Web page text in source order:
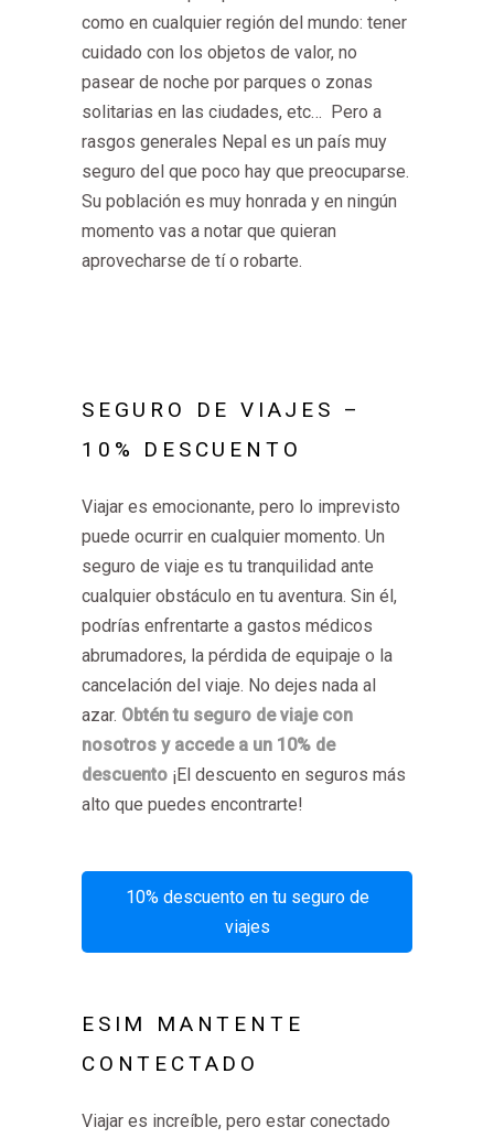
como en cualquier región del mundo: tener
cuidado con los objetos de valor, no
pasear de noche por parques o zonas
solitarias en las ciudades, etc… Pero a
rasgos generales Nepal es un país muy
seguro del que poco hay que preocuparse.
Su población es muy honrada y en ningún
momento vas a notar que quieran
aprovecharse de tí o robarte.
SEGURO DE VIAJES –
10% DESCUENTO
Viajar es emocionante, pero lo imprevisto
puede ocurrir en cualquier momento. Un
seguro de viaje es tu tranquilidad ante
cualquier obstáculo en tu aventura. Sin él,
podrías enfrentarte a gastos médicos
abrumadores, la pérdida de equipaje o la
cancelación del viaje. No dejes nada al
azar. Obtén tu seguro de viaje con
nosotros y accede a un 10% de
descuento ¡El descuento en seguros más
alto que puedes encontrarte!
10% descuento en tu seguro de
viajes
ESIM MANTENTE
CONTECTADO
Viajar es increíble, pero estar conectado